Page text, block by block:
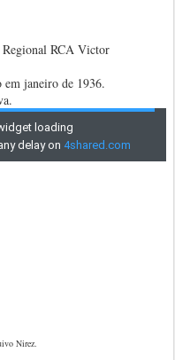
RCA Victor
em janeiro de 1936.
Nirez.